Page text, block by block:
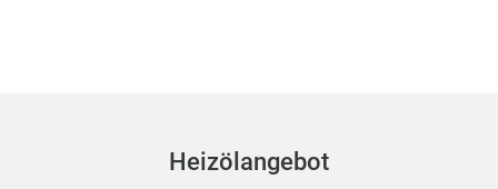
Heizölangebot